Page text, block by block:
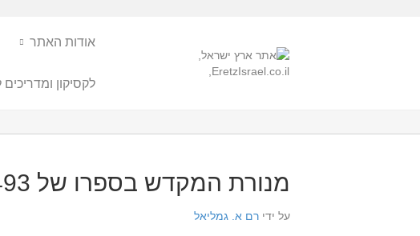
אודות האתר
לקסיקון
מנורת המקדש בספרו של Schedel 1493
על ידי רם א. גמליאל